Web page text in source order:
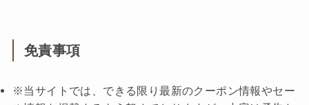
免責事項
※当サイトでは、できる限り最新のクーポン情報やセー